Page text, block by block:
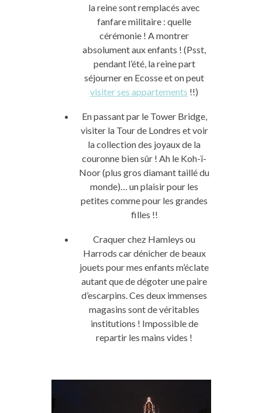
la reine sont remplacés avec
fanfare militaire : quelle
cérémonie ! A montrer
absolument aux enfants ! (Psst,
pendant l’été, la reine part
séjourner en Ecosse et on peut
visiter ses appartements !!)
En passant par le Tower Bridge,
visiter la Tour de Londres et voir
la collection des joyaux de la
couronne bien sûr ! Ah le Koh-ï-
Noor (plus gros diamant taillé du
monde)… un plaisir pour les
petites comme pour les grandes
filles !!
Craquer chez Hamleys ou
Harrods car dénicher de beaux
jouets pour mes enfants m’éclate
autant que de dégoter une paire
d’escarpins. Ces deux immenses
magasins sont de véritables
institutions ! Impossible de
repartir les mains vides !